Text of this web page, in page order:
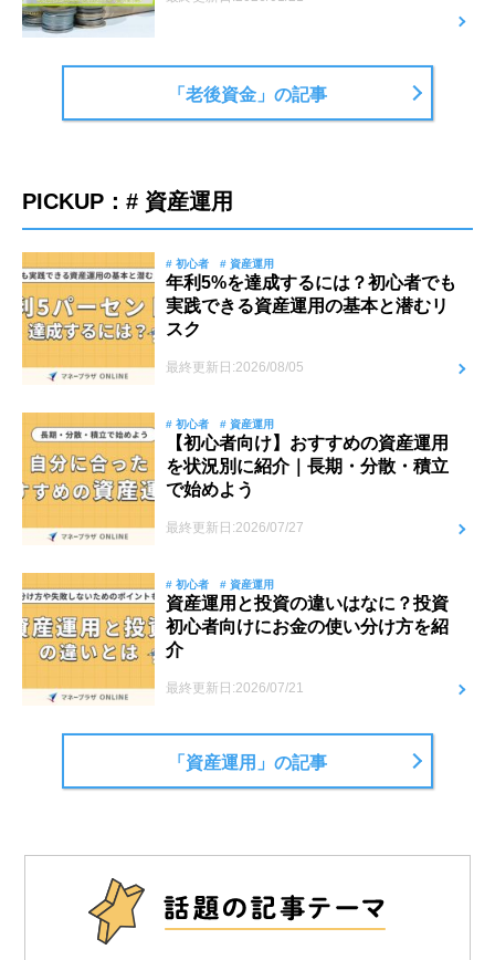
「老後資金」の記事
PICKUP：# 資産運用
# 初心者 # 資産運用
年利5%を達成するには？初心者でも
実践できる資産運用の基本と潜むリ
スク
最終更新日:2026/08/05
# 初心者 # 資産運用
【初心者向け】おすすめの資産運用
を状況別に紹介｜長期・分散・積立
で始めよう
最終更新日:2026/07/27
# 初心者 # 資産運用
資産運用と投資の違いはなに？投資
初心者向けにお金の使い分け方を紹
介
最終更新日:2026/07/21
「資産運用」の記事